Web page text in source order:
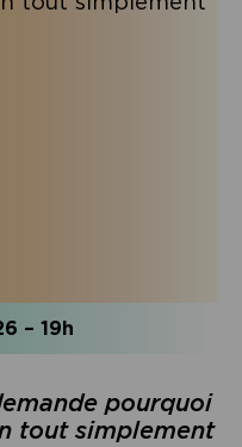
– 19h
pourquoi
tout simplement